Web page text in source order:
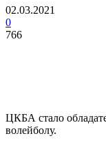
02.03.2021
0
766
ЦКБА стало
волейболу.